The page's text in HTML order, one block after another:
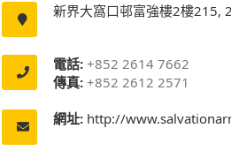
新界大窩口邨富強樓2樓215,
電話: +852 2614 7662
傳真: +852 2612 2571
網址: http://